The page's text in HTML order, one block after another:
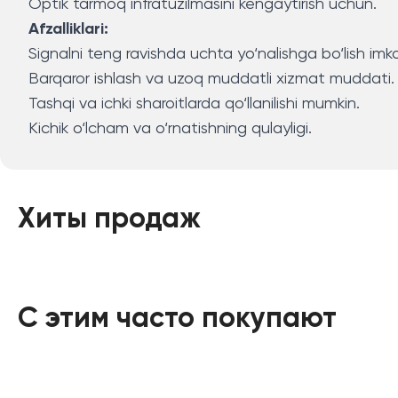
Optik tarmoq infratuzilmasini kengaytirish uchun.
Afzalliklari:
Signalni teng ravishda uchta yo‘nalishga bo‘lish
Barqaror ishlash va uzoq muddatli xizmat muddati.
Tashqi va ichki sharoitlarda qo‘llanilishi mumkin.
Kichik o‘lcham va o‘rnatishning qulayligi.
Хиты продаж
С этим часто покупают